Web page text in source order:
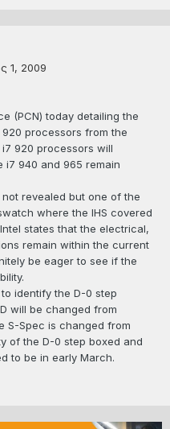
1, 2009
(PCN) today detailing the
processors from the
920 processors will
i7 940 and 965 remain
revealed but one of the
where the IHS covered
states that the electrical,
remain within the current
be eager to see if the
identify the D-0 step
will be changed from
S-Spec is changed from
of the D-0 step boxed and
to be in early March.